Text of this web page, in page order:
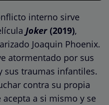
interno sirve
Joker (2019),
Joaquin Phoenix.
atormentado por sus
sus traumas infantiles.
contra su propia
a si mismo y se